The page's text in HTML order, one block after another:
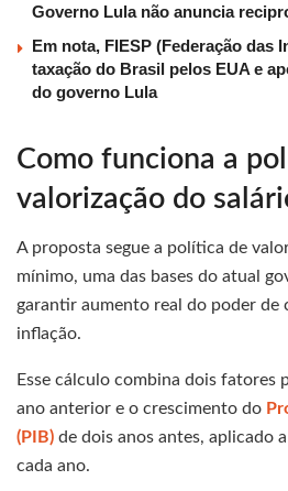
Governo Lula não anuncia
Em nota, FIESP (Federação das
taxação do Brasil pelos EUA e
do governo Lula
Como funciona a
valorização do
A proposta segue a política de
mínimo, uma das bases do atual
garantir aumento real do poder de
inflação.
Esse cálculo combina dois fatores
ano anterior e o crescimento do
(PIB) de dois anos antes, aplicado
cada ano.